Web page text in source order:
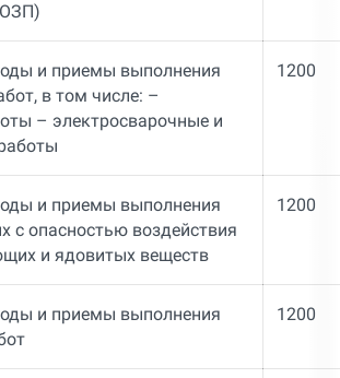
и приемы выполнения
в том числе: –
– электросварочные и
1200
и приемы выполнения
с опасностью воздействия
и ядовитых веществ
1200
и приемы выполнения
1200